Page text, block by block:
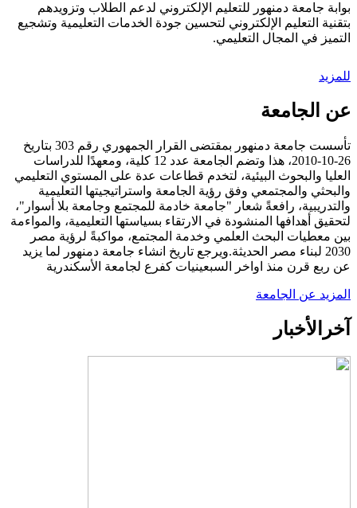
بوابة جامعة دمنهور للتعليم الإلكتروني لدعم الطلاب وتزويدهم
بتقنية التعليم الإلكتروني لتحسين جودة الخدمات التعليمية وتشجيع
التميز في المجال التعليمي.
للمزيد
عن الجامعة
تأسست جامعة دمنهور بمقتضى القرار الجمهوري رقم 303 بتاريخ
26-10-2010، هذا وتضم الجامعة عدد 12 كلية، ومعهدًا للدراسات
العليا والبحوث البيئية، لتخدم قطاعات عدة على المستوي التعليمي
والبحثي والمجتمعي وفق رؤية الجامعة واستراتيجيتها التعليمية
والتدريبية، رافعةً شعار "جامعة خادمة للمجتمع وجامعة بلا أسوار"،
لتحقيق أهدافها المنشودة في الارتقاء بسياستها التعليمية، والمواءمة
بين معطيات البحث العلمي وخدمة المجتمع، مواكبةً لرؤية مصر
2030 لبناء مصر الحديثة.ويرجع تاريخ انشاء جامعة دمنهور لما يزيد
عن ربع قرن منذ اواخر السبعينيات كفرع لجامعة الأسكندرية
المزيد عن الجامعة
آخر الأخبار